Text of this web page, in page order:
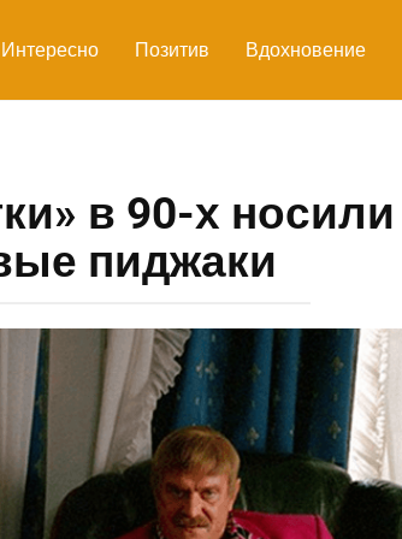
Интересно Позитив Вдохновение
в 90-х носили
пиджаки